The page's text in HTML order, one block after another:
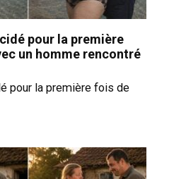
pour la première
un homme rencontré
pour la première fois de